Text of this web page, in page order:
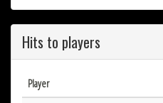
Hits to players
Player